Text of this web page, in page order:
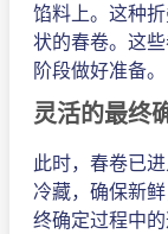
馅料上。这种
状的春卷。这
阶段做好准备。
灵活的最终
此时，春卷已
冷藏，确保新
终确定过程中